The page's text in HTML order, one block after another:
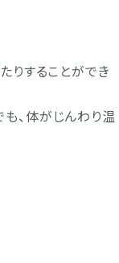
りすることができ
、体がじんわり温